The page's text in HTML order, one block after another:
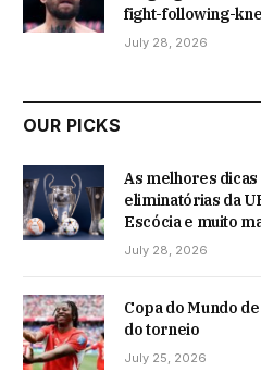
fight-following-
July 28, 2026
OUR PICKS
As melhores
eliminatórias da
Escócia e muito
July 28, 2026
Copa do Mundo
do torneio
July 25, 2026